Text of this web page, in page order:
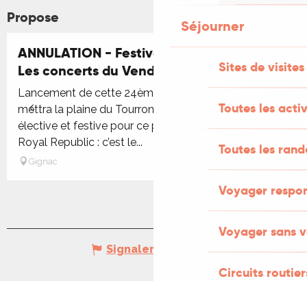
Séjourner
Sites de visites
Toutes les
Toutes les
Voyager
Voyager sans
Circuits
Propose
ANNULATION - Festival Ecaussystème :
Les concerts du Vendredi
Lancement de cette 24ème édition de folie qui
mettra la plaine du Tourron en émoi ! Programmation
élective et festive pour ce premier jour de festival
Royal Republic : c’est le...
Gignac
Réservable
Signaler une erreur